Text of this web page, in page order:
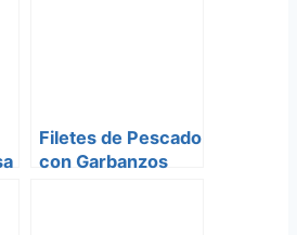
Filetes de Pescado
con Garbanzos